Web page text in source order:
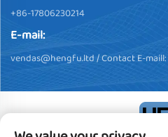
+86-17806230214
E-mail:
vendas@hengfu.ltd/ Contact E-maill: